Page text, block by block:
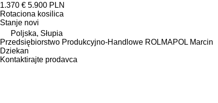
1.370 € 5.900 PLN
Rotaciona kosilica
Stanje novi
Poljska, Słupia
Przedsiębiorstwo Produkcyjno-Handlowe ROLMAPOL Marcin
Dziekan
Kontaktirajte prodavca